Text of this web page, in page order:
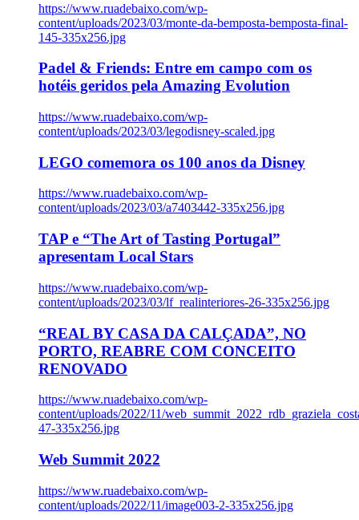
https://www.ruadebaixo.com/wp-
content/uploads/2023/03/monte-da-bemposta-bemposta-final-
145-335x256.jpg
Padel & Friends: Entre em campo com os
hotéis geridos pela Amazing Evolution
https://www.ruadebaixo.com/wp-
content/uploads/2023/03/legodisney-scaled.jpg
LEGO comemora os 100 anos da Disney
https://www.ruadebaixo.com/wp-
content/uploads/2023/03/a7403442-335x256.jpg
TAP e “The Art of Tasting Portugal”
apresentam Local Stars
https://www.ruadebaixo.com/wp-
content/uploads/2023/03/lf_realinteriores-26-335x256.jpg
“REAL BY CASA DA CALÇADA”, NO
PORTO, REABRE COM CONCEITO
RENOVADO
https://www.ruadebaixo.com/wp-
content/uploads/2022/11/
47-335x256.jpg
Web Summit 2022
https://www.ruadebaixo.com/wp-
content/uploads/2022/11/image003-2-335x256.jpg